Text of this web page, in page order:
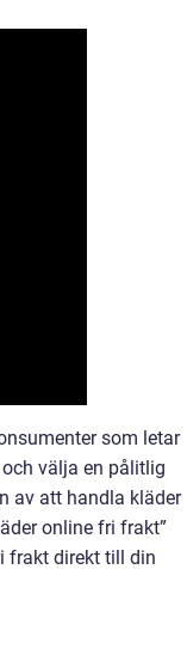
som letar
välja en pålitlig
av att handla kläder
online fri frakt”
frakt direkt till din